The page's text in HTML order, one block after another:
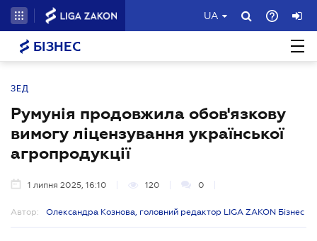
UA
БІЗНЕС
ЗЕД
Румунія продовжила обов'язкову
вимогу ліцензування української
агропродукції
1 липня 2025, 16:10 120 0
Автор: Олександра Кознова, головний редактор LIGA ZAKON Бізнес